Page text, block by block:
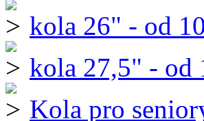
kola 26" - od
kola 27,5" - od
Kola pro